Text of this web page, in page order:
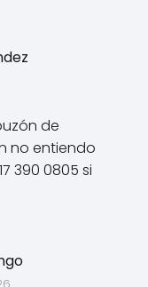
de
no entiendo
390 0805 si